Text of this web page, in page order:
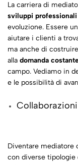
La carriera di
sviluppi professionali
evoluzione. Essere
aiutare i clienti a
ma anche di
alla domanda
campo. Vediamo in
e le possibilità di
Diventare mediatore
con diverse